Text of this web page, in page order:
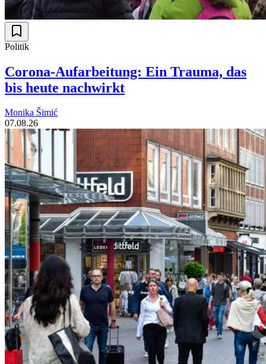
Politik
Corona-Aufarbeitung: Ein Trauma, das
bis heute nachwirkt
Monika Šimić
07.08.26